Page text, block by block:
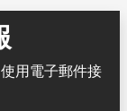
用電子郵件接